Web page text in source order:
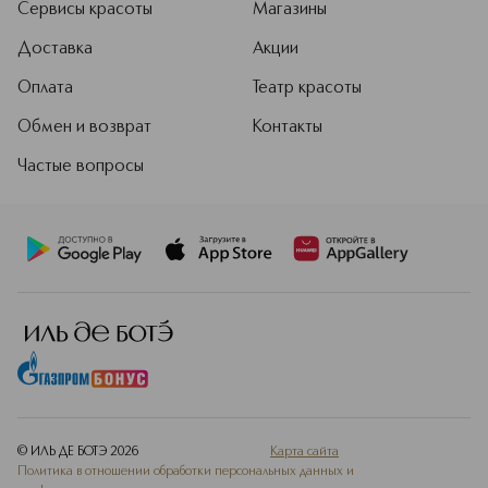
Сервисы красоты
Доставка
Оплата
Обмен и возврат
Частые вопросы
Магазины
Акции
Театр красоты
Контакты
© ИЛЬ ДЕ БОТЭ 2026
Карта сайта
Политика в отношении обработки персональных данных и